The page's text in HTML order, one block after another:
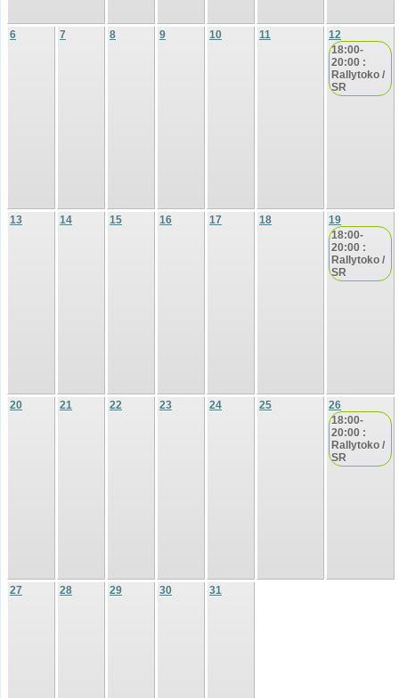
6 7 8 9 10 11
12
18:00-
20:00 :
Rallytoko /
SR
13 14 15 16 17 18
19
18:00-
20:00 :
Rallytoko /
SR
20 21 22 23 24 25
26
18:00-
20:00 :
Rallytoko /
SR
27 28 29 30 31